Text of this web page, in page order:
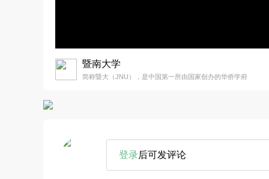
暨南大学
简称暨大（JNU），是中国第一所由国家创办的华侨学府
登录后可发评论